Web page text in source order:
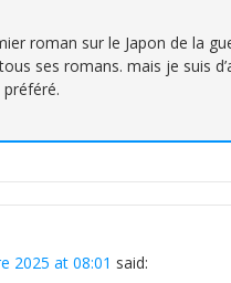
roman sur le Japon de la
ses romans. mais je suis
préféré.
2025 at 08:01 said: